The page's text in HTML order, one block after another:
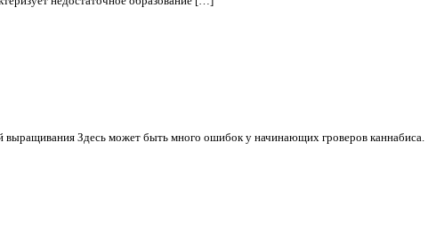
выращивания Здесь может быть много ошибок у начинающих гроверов каннабиса.